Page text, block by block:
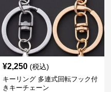
¥2,250 (税込)
キーリング 多連式回転フック付
きキーチェーン